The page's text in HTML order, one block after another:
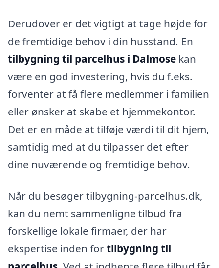
Derudover er det vigtigt at tage højde for
de fremtidige behov i din husstand. En
tilbygning til parcelhus i Dalmose kan
være en god investering, hvis du f.eks.
forventer at få flere medlemmer i familien
eller ønsker at skabe et hjemmekontor.
Det er en måde at tilføje værdi til dit hjem,
samtidig med at du tilpasser det efter
dine nuværende og fremtidige behov.
Når du besøger tilbygning-parcelhus.dk,
kan du nemt sammenligne tilbud fra
forskellige lokale firmaer, der har
ekspertise inden fortilbygning til